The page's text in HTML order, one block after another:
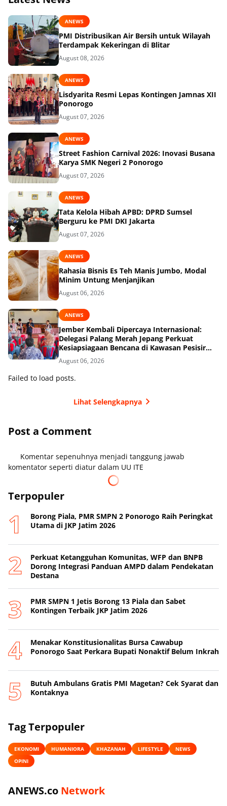
ANEWS
PMI Distribusikan Air Bersih untuk Wilayah
Terdampak Kekeringan di Blitar
August 08, 2026
ANEWS
Lisdyarita Resmi Lepas Kontingen Jamnas XII
Ponorogo
August 07, 2026
ANEWS
Street Fashion Carnival 2026: Inovasi Busana
Karya SMK Negeri 2 Ponorogo
August 07, 2026
ANEWS
Tata Kelola Hibah APBD: DPRD Sumsel
Berguru ke PMI DKI Jakarta
August 07, 2026
ANEWS
Rahasia Bisnis Es Teh Manis Jumbo, Modal
Minim Untung Menjanjikan
August 06, 2026
ANEWS
Jember Kembali Dipercaya Internasional:
Delegasi Palang Merah Jepang Perkuat
Kesiapsiagaan Bencana di Kawasan Pesisir
dan Sekolah
August 06, 2026
Failed to load posts.
Lihat Selengkapnya
Post a Comment
Komentar sepenuhnya menjadi tanggung jawab
komentator seperti diatur dalam UU ITE
Terpopuler
Borong Piala, PMR SMPN 2 Ponorogo Raih Peringkat
Utama di JKP Jatim 2026
Perkuat Ketangguhan Komunitas, WFP dan BNPB
Dorong Integrasi Panduan AMPD dalam Pendekatan
Destana
PMR SMPN 1 Jetis Borong 13 Piala dan Sabet
Kontingen Terbaik JKP Jatim 2026
Menakar Konstitusionalitas Bursa Cawabup
Ponorogo Saat Perkara Bupati Nonaktif Belum Inkrah
Butuh Ambulans Gratis PMI Magetan? Cek Syarat dan
Kontaknya
Tag Terpopuler
EKONOMI HUMANIORA KHAZANAH LIFESTYLE
NEWS
OPINI
ANEWS.co Network